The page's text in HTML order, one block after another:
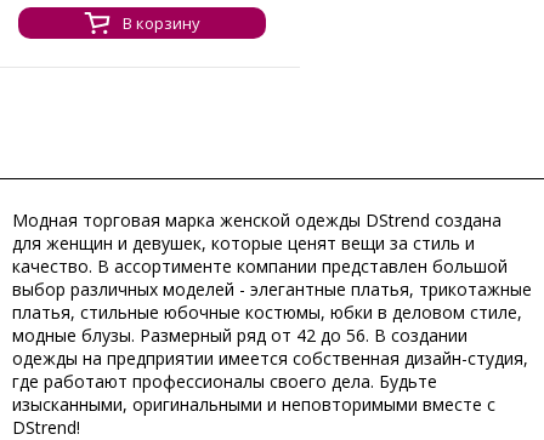
В корзину
Модная торговая марка женской одежды DStrend создана
для женщин и девушек, которые ценят вещи за стиль и
качество. В ассортименте компании представлен большой
выбор различных моделей - элегантные платья, трикотажные
платья, стильные юбочные костюмы, юбки в деловом стиле,
модные блузы. Размерный ряд от 42 до 56. В создании
одежды на предприятии имеется собственная дизайн-студия,
где работают профессионалы своего дела. Будьте
изысканными, оригинальными и неповторимыми вместе с
DStrend!